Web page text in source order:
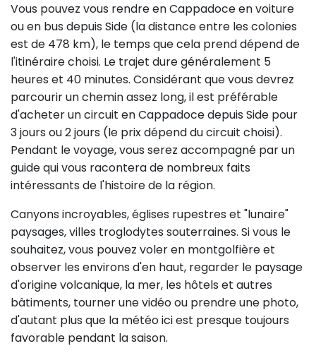
Vous pouvez vous rendre en Cappadoce en voiture
ou en bus depuis Side (la distance entre les colonies
est de 478 km), le temps que cela prend dépend de
l'itinéraire choisi. Le trajet dure généralement 5
heures et 40 minutes. Considérant que vous devrez
parcourir un chemin assez long, il est préférable
d'acheter un circuit en Cappadoce depuis Side pour
3 jours ou 2 jours (le prix dépend du circuit choisi).
Pendant le voyage, vous serez accompagné par un
guide qui vous racontera de nombreux faits
intéressants de l'histoire de la région.
Canyons incroyables, églises rupestres et "lunaire"
paysages, villes troglodytes souterraines. Si vous le
souhaitez, vous pouvez voler en montgolfière et
observer les environs d'en haut, regarder le paysage
d'origine volcanique, la mer, les hôtels et autres
bâtiments, tourner une vidéo ou prendre une photo,
d'autant plus que la météo ici est presque toujours
favorable pendant la saison.